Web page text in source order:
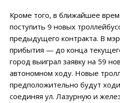
Кроме того, в ближайшее
поступить 9 новых
предыдущего контракта. В
прибытия — до конца
город выиграл заявку на 59
автономном ходу. Новые
предположительно будут
соединяя ул. Лазурную и